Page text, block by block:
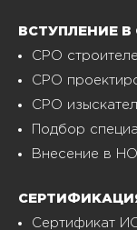
ВСТУПЛЕНИЕ В
СРО
СРО
СРО
Подбор
Внесение в
Сертификат